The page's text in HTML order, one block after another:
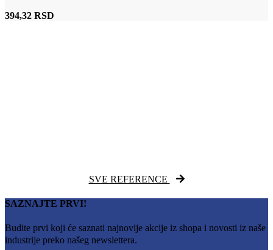
394,32 RSD
SVE REFERENCE
SAZNAJTE PRVI!
Budite prvi koji će saznati najnovije akcije iz shopa i novosti iz naše
industrije preko našeg newslettera.